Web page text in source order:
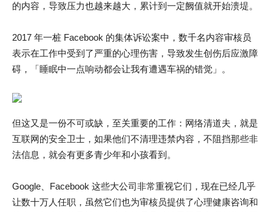
的内容，导致压力也越来越大，累计到一定阙值就开始溃堤。
2017 年一桩 Facebook 的集体诉讼案中，数千名内容审核员
表示在工作中受到了严重的心理伤害，导致发生创伤后应激障
碍，「睡眠中一点响动都会让我有遭遇车祸的错觉」。
但这又是一份不可或缺，至关重要的工作：网络清道夫，就是
互联网的安全卫士，如果他们不清理违禁内容，不阻挡那些非
法信息，就会有更多青少年和小孩看到。
Google、Facebook 这些大公司非常重视它们，现在已经几乎
让数十万人任职，虽然它们也为审核员提供了心理健康咨询和